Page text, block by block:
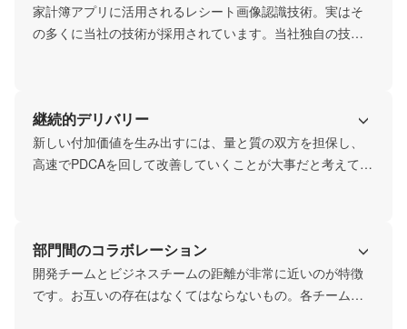
のコンパクトな会社だからこそ、一人ひとりが組織の歯車
に終始することなく、自主的に考え、行動し、さまざまな
家計簿アプリに活用されるレシート画像認識技術。実はそ
の多くに当社の技術が採用されています。当社独自の技術
す。直近ではブラウザで文字解析ができるブラウザ用スマ
ホカメラOCRをリリースしました。お客様が手軽に利用で
きるサービスとは何かを追求し、形にしていきます。
継続的デリバリー
新しい付加価値を生み出すには、量と質の双方を担保し、
高速でPDCAを回して改善していくことが大事だと考えてい
つの機能をリリースするペースで開発を進めています。
部門間のコラボレーション
開発チームとビジネスチームの距離が非常に近いのが特徴
です。お互いの存在はなくてはならないもの。各チーム同